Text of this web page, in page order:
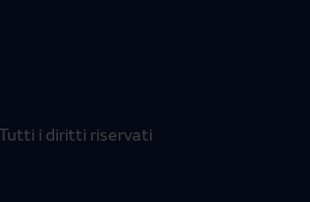
i diritti riservati